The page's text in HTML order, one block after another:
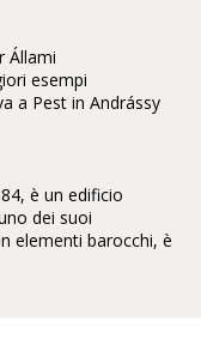
Állami
esempi
a Pest in Andrássy
è un edificio
dei suoi
elementi barocchi, è
Székely,Mór